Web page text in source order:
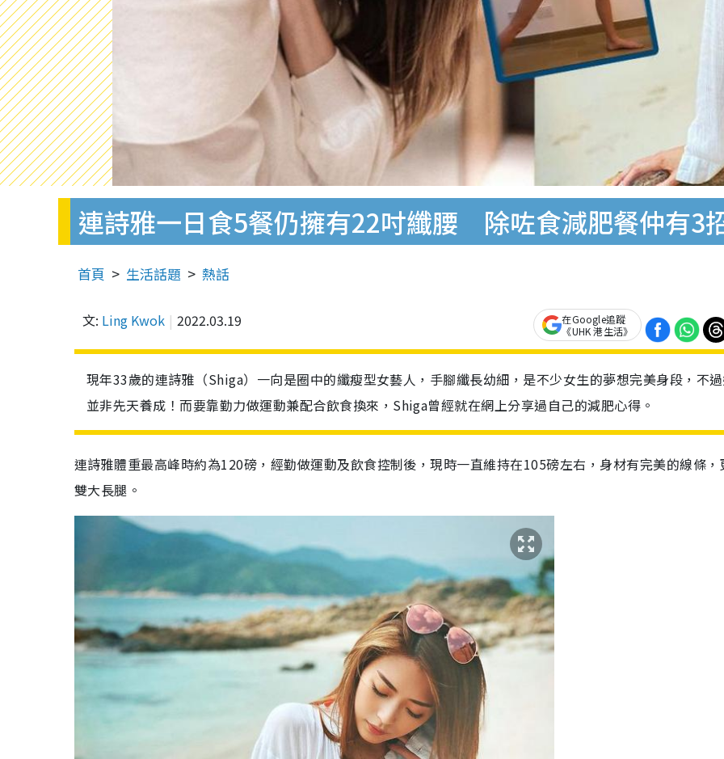
連詩雅一日食5餐仍擁有22吋纖腰 除咗食減肥餐仲有3
首頁 生活話題 熱話
文: Ling Kwok 2022.03.19
在Google追蹤
《UHK 港生活》
現年33歲的連詩雅（Shiga）一向是圈中的纖瘦型女藝人，手腳纖長幼細，是不少女生的夢想完美身段，不
並非先天養成！而要靠勤力做運動兼配合飲食換來，Shiga曾經就在網上分享過自己的減肥心得。
連詩雅體重最高峰時約為120磅，經勤做運動及飲食控制後，現時一直維持在105磅左右，身材有完美的線條，
雙大長腿。